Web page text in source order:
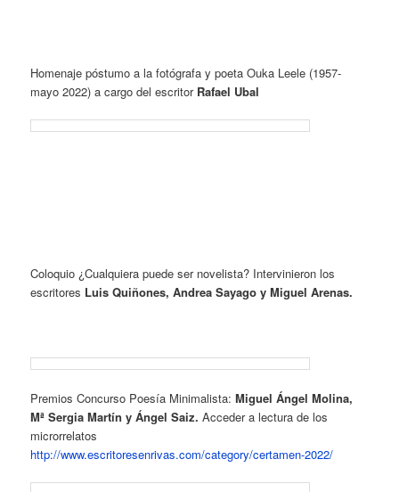
Homenaje póstumo a la fotógrafa y poeta Ouka Leele (1957-
mayo 2022) a cargo del escritor Rafael Ubal
Coloquio ¿Cualquiera puede ser novelista? Intervinieron los
escritores Luis Quiñones, Andrea Sayago y Miguel Arenas.
Premios Concurso Poesía Minimalista:Miguel Ángel Molina,
Mª Sergia Martín y Ángel Saiz. Acceder a lectura de los
microrrelatos
http://www.escritoresenrivas.com/category/certamen-2022/